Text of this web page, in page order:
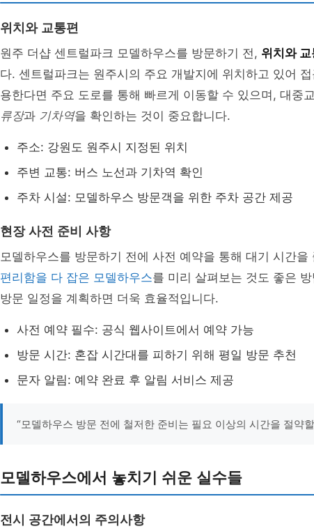
위치와 교통편
원주 더샵 센트럴파크 모델하우스를 방문하기 전, 위치와 교
다. 센트럴파크는 원주시의 주요 개발지에 위치하고 있어
용한다면 주요 도로를 통해 빠르게 이동할 수 있으며, 대중
류장과 기차역을 확인하는 것이 중요합니다.
주소: 강원도 원주시 지정된 위치
주변 교통: 버스 노선과 기차역 확인
주차 시설: 모델하우스 방문객을 위한 주차 공간 제공
현장 사전 준비 사항
모델하우스를 방문하기 전에 사전 예약을 통해 대기 시간을
편리함을 다 잡은 모델하우스를 미리 살펴보는 것도 좋은
방문 일정을 계획하면 더욱 효율적입니다.
사전 예약 필수: 공식 웹사이트에서 예약 가능
방문 시간: 혼잡 시간대를 피하기 위해 평일 방문 추천
문자 알림: 예약 완료 후 알림 서비스 제공
“모델하우스 방문 전에 철저한 준비는 필요 이상의 시간을 절약
모델하우스에서 놓치기 쉬운 실수들
전시 공간에서의 주의사항